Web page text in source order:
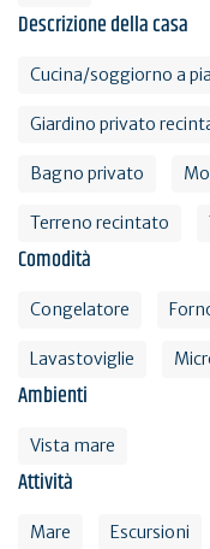
Descrizione della casa
Cucina/soggiorno a
Giardino privato
Bagno privato
Terreno recintato
Comodità
Congelatore
Lavastoviglie
Ambienti
Vista mare
Attività
Mare Escursioni